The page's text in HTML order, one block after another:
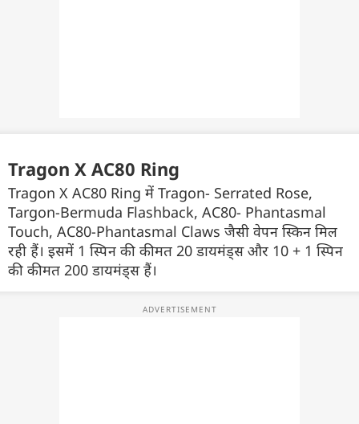
Tragon X AC80 Ring
Tragon X AC80 Ring में Tragon- Serrated Rose,
Targon-Bermuda Flashback, AC80- Phantasmal
Touch, AC80-Phantasmal Claws जैसी वेपन स्किन मिल
रही हैं। इसमें 1 स्पिन की कीमत 20 डायमंड्स और 10 + 1 स्पिन
की कीमत 200 डायमंड्स हैं।